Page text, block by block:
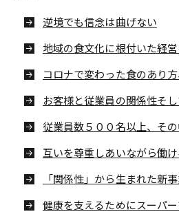
逆境でも信念は曲げない
地域の食文化に根付いた経
コロナで変わった食のあり
お客様と従業員の関係性そ
従業員数５００名以上、そ
互いを尊重しあいながら働
「関係性」から生まれた新
健康を支えるためにスーパ